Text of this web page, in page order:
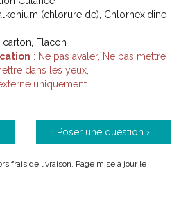
(chlorure de), Chlorhexidine
carton, Flacon
: Ne pas avaler, Ne pas mettre
dans les yeux,
uniquement.
Poser une question ›
frais de livraison. Page mise à jour le